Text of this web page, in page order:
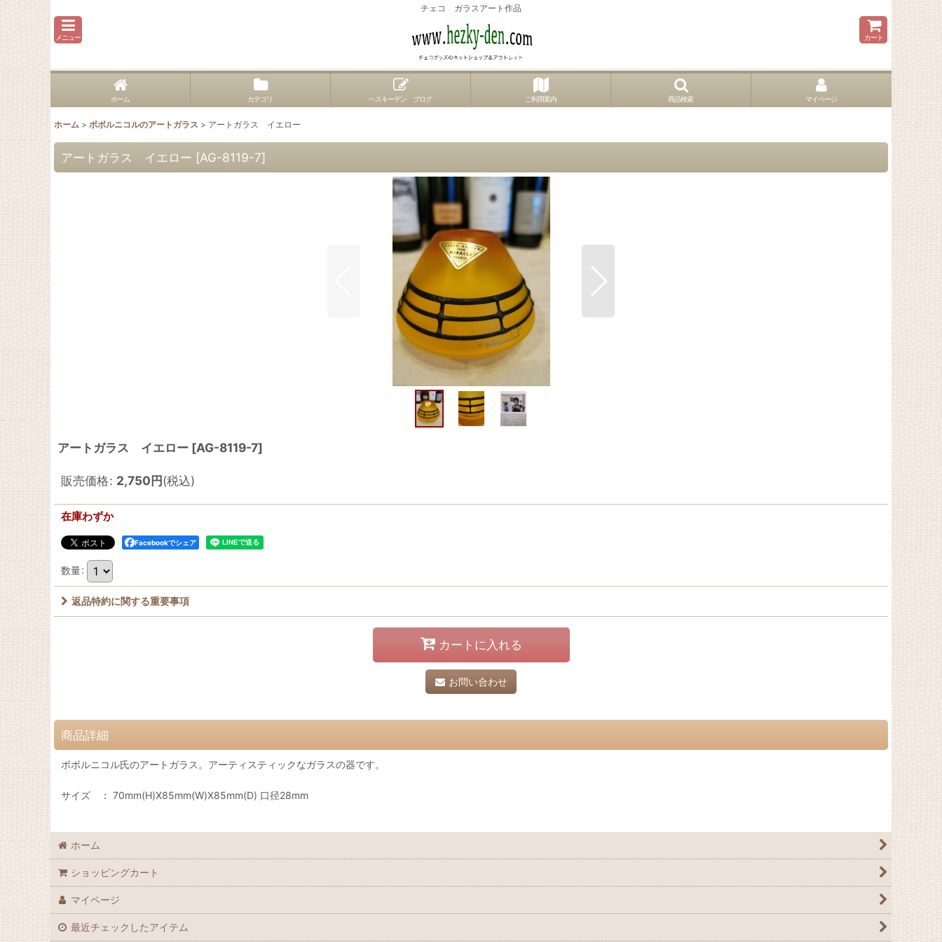
チェコ ガラスアート作品
メニュー カート
ホーム カテゴリ ヘスキーデン ブログ ご利用案内 商品検索 マイページ
ホーム > ボボルニコルのアートガラス > アートガラス イエロー
アートガラス イエロー [AG-8119-7]
アートガラス イエロー [AG-8119-7]
販売価格: 2,750円(税込)
在庫わずか
Facebookでシェア
数量:
返品特約に関する重要事項
カートに入れる
お問い合わせ
商品詳細
ボボルニコル氏のアートガラス。アーティスティックなガラスの器です。
サイズ ： 70mm(H)X85mm(W)X85mm(D) 口径28mm
ホーム
ショッピングカート
マイページ
最近チェックしたアイテム